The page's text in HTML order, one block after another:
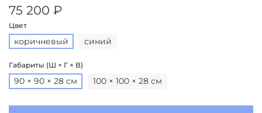
75 200 ₽
Цвет
коричневый синий
Габариты (Ш × Г × В)
90 × 90 × 28 см 100 × 100 × 28 см